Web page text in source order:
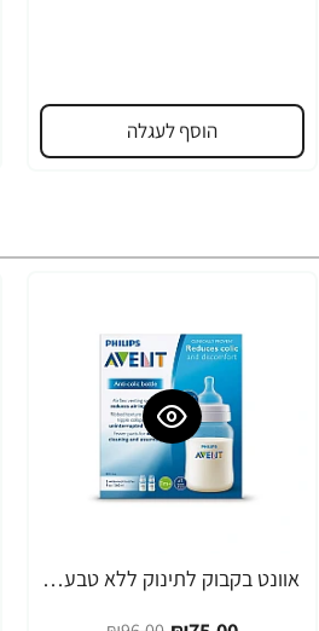
הוסף לעגלה
-22%
אוונט בקבוק לתינוק ללא טבעת 260 מ"ל ליחידה (1 חודש+) 2 יחידות - מבית Philips Avent